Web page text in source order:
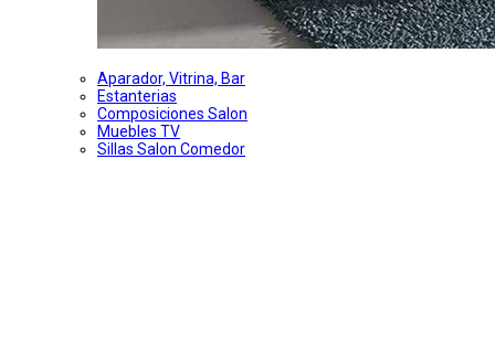
Aparador, Vitrina, Bar
Estanterias
Composiciones Salon
Muebles TV
Sillas Salon Comedor